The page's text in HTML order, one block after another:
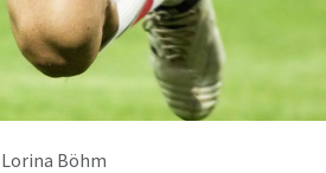
Lorina Böhm